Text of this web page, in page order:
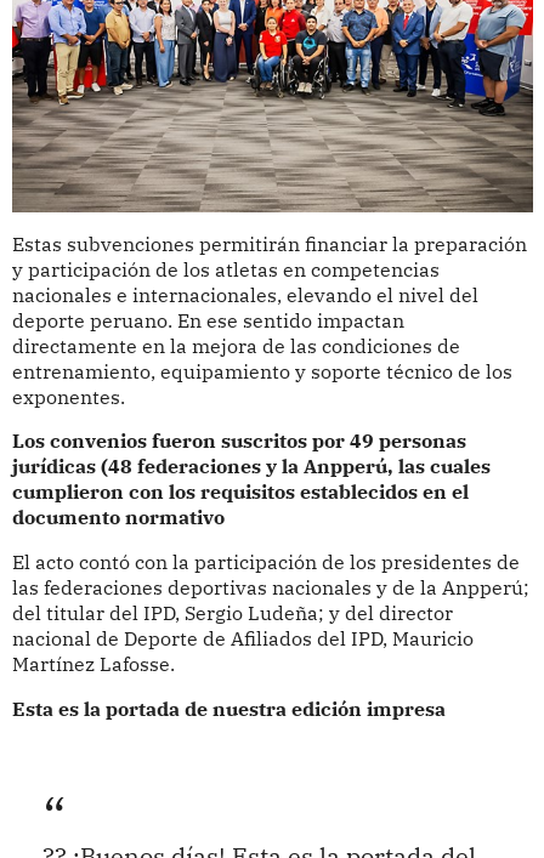
Estas subvenciones permitirán financiar la preparación
y participación de los atletas en competencias
nacionales e internacionales, elevando el nivel del
deporte peruano. En ese sentido impactan
directamente en la mejora de las condiciones de
entrenamiento, equipamiento y soporte técnico de los
exponentes.
Los convenios fueron suscritos por 49 personas
jurídicas (48 federaciones y la Anpperú, las cuales
cumplieron con los requisitos establecidos en el
documento normativo
El acto contó con la participación de los presidentes de
las federaciones deportivas nacionales y de la Anpperú;
del titular del IPD, Sergio Ludeña; y del director
nacional de Deporte de Afiliados del IPD, Mauricio
Martínez Lafosse.
Esta es la portada de nuestra edición impresa